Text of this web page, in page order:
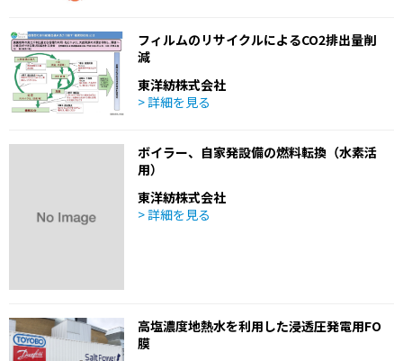
フィルムのリサイクルによるCO2排出量削
減
東洋紡株式会社
> 詳細を見る
ボイラー、自家発設備の燃料転換（水素活
用）
東洋紡株式会社
> 詳細を見る
高塩濃度地熱水を利用した浸透圧発電用FO
膜